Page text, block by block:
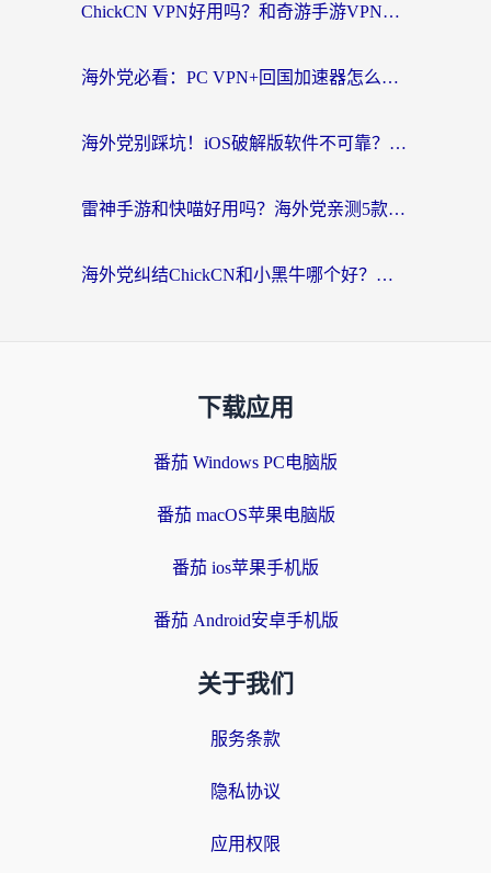
ChickCN VPN好用吗？和奇游手游VPN对比哪个回国效果更好？海外党亲测实用指南
海外党必看：PC VPN+回国加速器怎么选？无缝访问国内资源全攻略
海外党别踩坑！iOS破解版软件不可靠？教你选对回国加速器无缝看国内资源
雷神手游和快喵好用吗？海外党亲测5款回国加速器，附斧牛Bling对比+微信视频号解决办法
海外党纠结ChickCN和小黑牛哪个好？一篇帮你选对回国加速器的实用指南
下载应用
番茄 Windows PC电脑版
番茄 macOS苹果电脑版
番茄 ios苹果手机版
番茄 Android安卓手机版
关于我们
服务条款
隐私协议
应用权限